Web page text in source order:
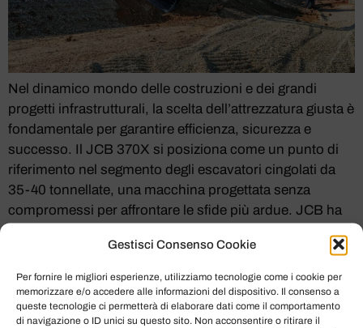
Gestisci Consenso Cookie
Per fornire le migliori esperienze, utilizziamo tecnologie come i cookie per
memorizzare e/o accedere alle informazioni del dispositivo. Il consenso a
queste tecnologie ci permetterà di elaborare dati come il comportamento
di navigazione o ID unici su questo sito. Non acconsentire o ritirare il
Nel dinamico mondo delle costruzioni e dei grandi
progetti infrastrutturali, la scelta dell’attrezzatura giusta è
fondamentale per garantire efficienza, sicurezza e
successo. Il JCB 370X si posiziona come un punto di
riferimento nel segmento degli escavatori cingolati da
35-40 tonnellate, una macchina progettata senza
compromessi per affrontare le sfide più ardue. JCB ha
JCB 145XR: Escavatore
Cingolato Compatto per